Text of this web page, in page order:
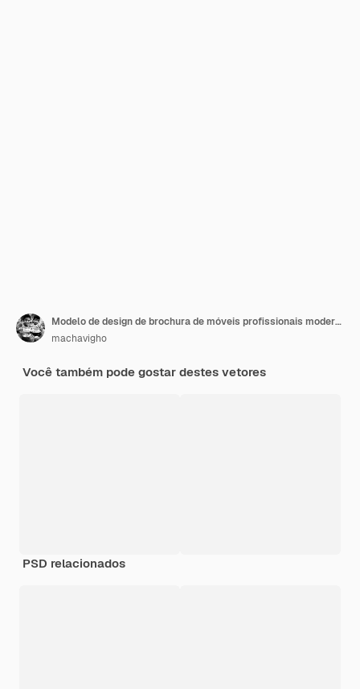
Modelo de design de brochura de móveis profissionais modernos
machavigho
Você também pode gostar destes vetores
PSD relacionados